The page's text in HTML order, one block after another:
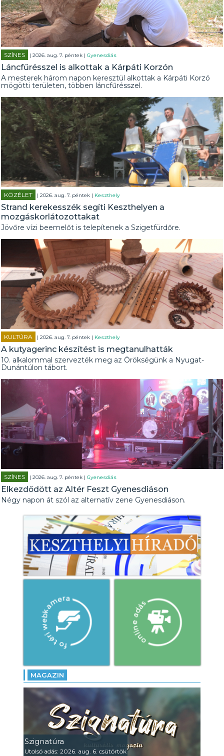
SZÍNES | 2026. aug. 7. péntek |Gyenesdiás
Láncfűrésszel is alkottak a Kárpáti Korzón
A mesterek három napon keresztül alkottak a Kárpáti Korzó
mögötti területen, többen láncfűrésszel.
KÖZÉLET | 2026. aug. 7. péntek | Keszthely
Strand kerekesszék segíti Keszthelyen a
mozgáskorlátozottakat
Jövőre vízi beemelőt is telepítenek a Szigetfürdőre.
KULTÚRA | 2026. aug. 7. péntek | Keszthely
A kutyagerinc készítést is megtanulhatták
10. alkalommal szervezték meg az Örökségünk a Nyugat-
Dunántúlon tábort.
SZÍNES | 2026. aug. 7. péntek |Gyenesdiás
Elkezdődött az Altér Feszt Gyenesdiáson
Négy napon át szól az alternatív zene Gyenesdiáson.
MAGAZIN
Szignatúra
Utolsó adás: 2026. aug. 6. csütörtök